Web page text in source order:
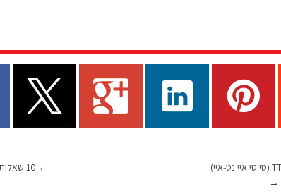
←
חברת קמט ( KEMET ) מוסיפה את TTI (טי טי איי נט-איי)
→